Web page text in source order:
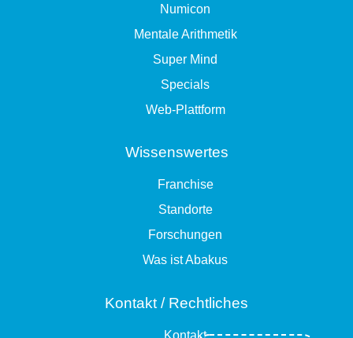
Numicon
Mentale Arithmetik
Super Mind
Specials
Web-Plattform
Wissenswertes
Franchise
Standorte
Forschungen
Was ist Abakus
Kontakt / Rechtliches
Kontakt